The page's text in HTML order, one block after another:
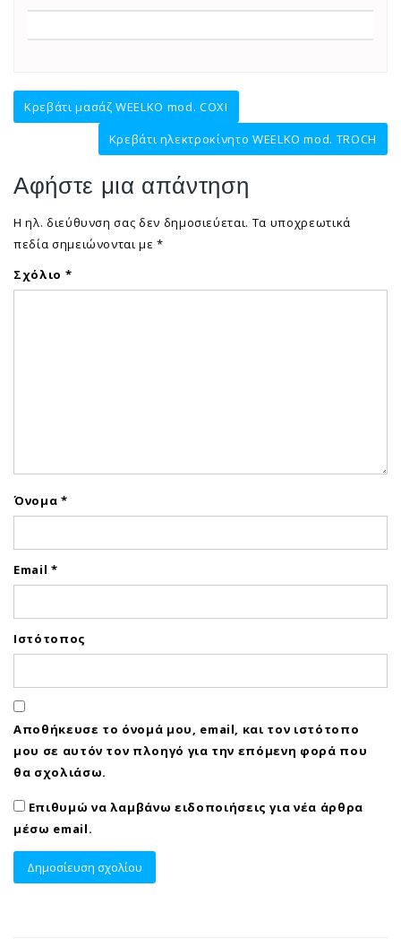
Πλοήγηση
άρθρων
Κρεβάτι μασάζ WEELKO mod. COXI
Κρεβάτι ηλεκτροκίνητο WEELKO mod. TROCH
Αφήστε μια απάντηση
Η ηλ. διεύθυνση σας δεν δημοσιεύεται. Τα υποχρεωτικά
πεδία σημειώνονται με*
Σχόλιο *
Όνομα *
Email *
Ιστότοπος
Αποθήκευσε το όνομά μου, email, και τον ιστότοπο
μου σε αυτόν τον πλοηγό για την επόμενη φορά που
θα σχολιάσω.
Επιθυμώ να λαμβάνω ειδοποιήσεις για νέα άρθρα
μέσω email.